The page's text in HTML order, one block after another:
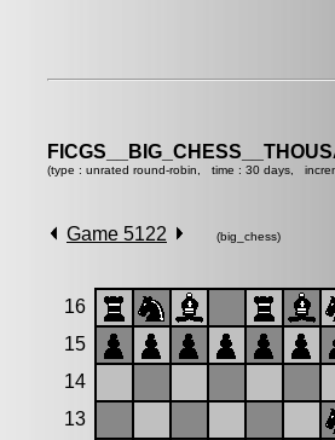
(type : unrated round-robin, time : 30 days,
Game 5122 (big_chess)
16
15
14
13